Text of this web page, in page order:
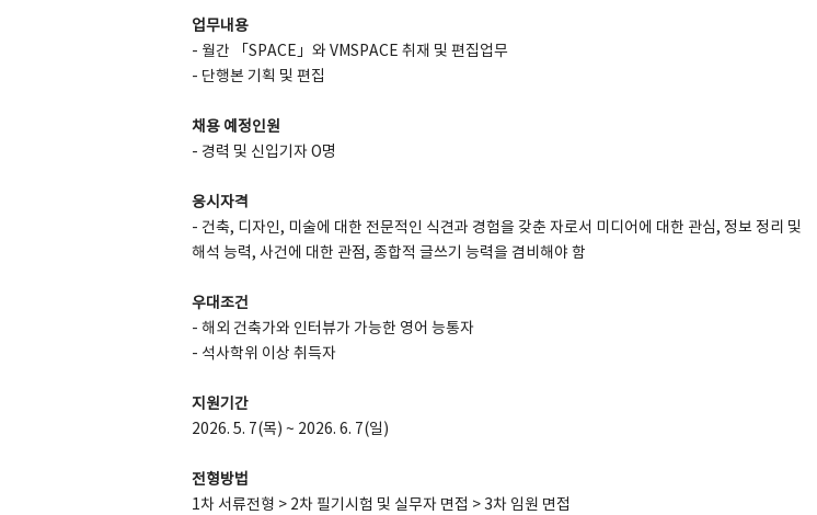
Naver 로그인
업무내용
- 월간 「SPACE」와 VMSPACE 취재 및 편집업무
- 단행본 기획 및 편집
채용 예정인원
- 경력 및 신입기자 O명
응시자격
- 건축, 디자인, 미술에 대한 전문적인 식견과 경험을 갖춘 자로서 미디어에 대한 관심, 정보 정리 및
해석 능력, 사건에 대한 관점, 종합적 글쓰기 능력을 겸비해야 함
우대조건
- 해외 건축가와 인터뷰가 가능한 영어 능통자
- 석사학위 이상 취득자
지원기간
2026. 5. 7(목) ~ 2026. 6. 7(일)
전형방법
1차 서류전형 > 2차 필기시험 및 실무자 면접 > 3차 임원 면접